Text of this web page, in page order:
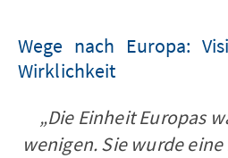
Wege nach Europa:
Wirklichkeit
„Die Einheit Europas
wenigen. Sie wurde